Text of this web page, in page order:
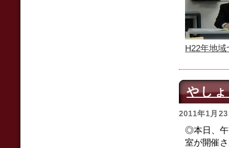
H22年地
やし
2011年1月
◎本日、午
室が開催